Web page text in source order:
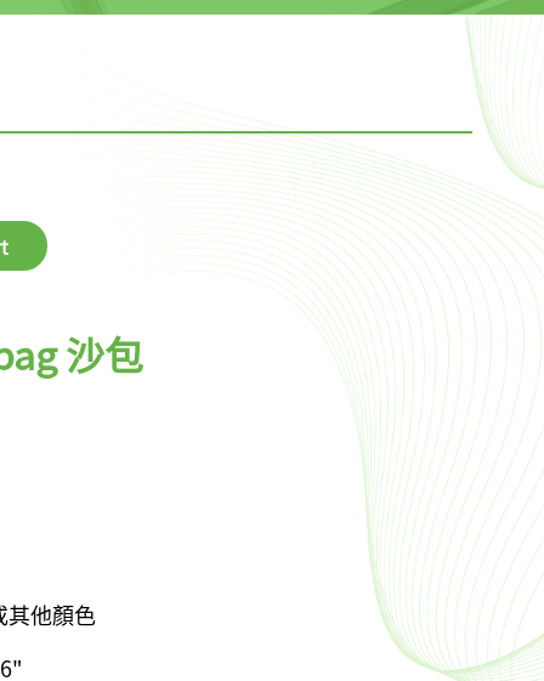
沙包
其他顏色